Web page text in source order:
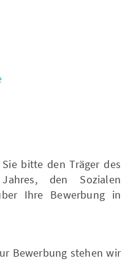
bitte den Träger des
den Sozialen
Ihre Bewerbung in
Bewerbung stehen wir